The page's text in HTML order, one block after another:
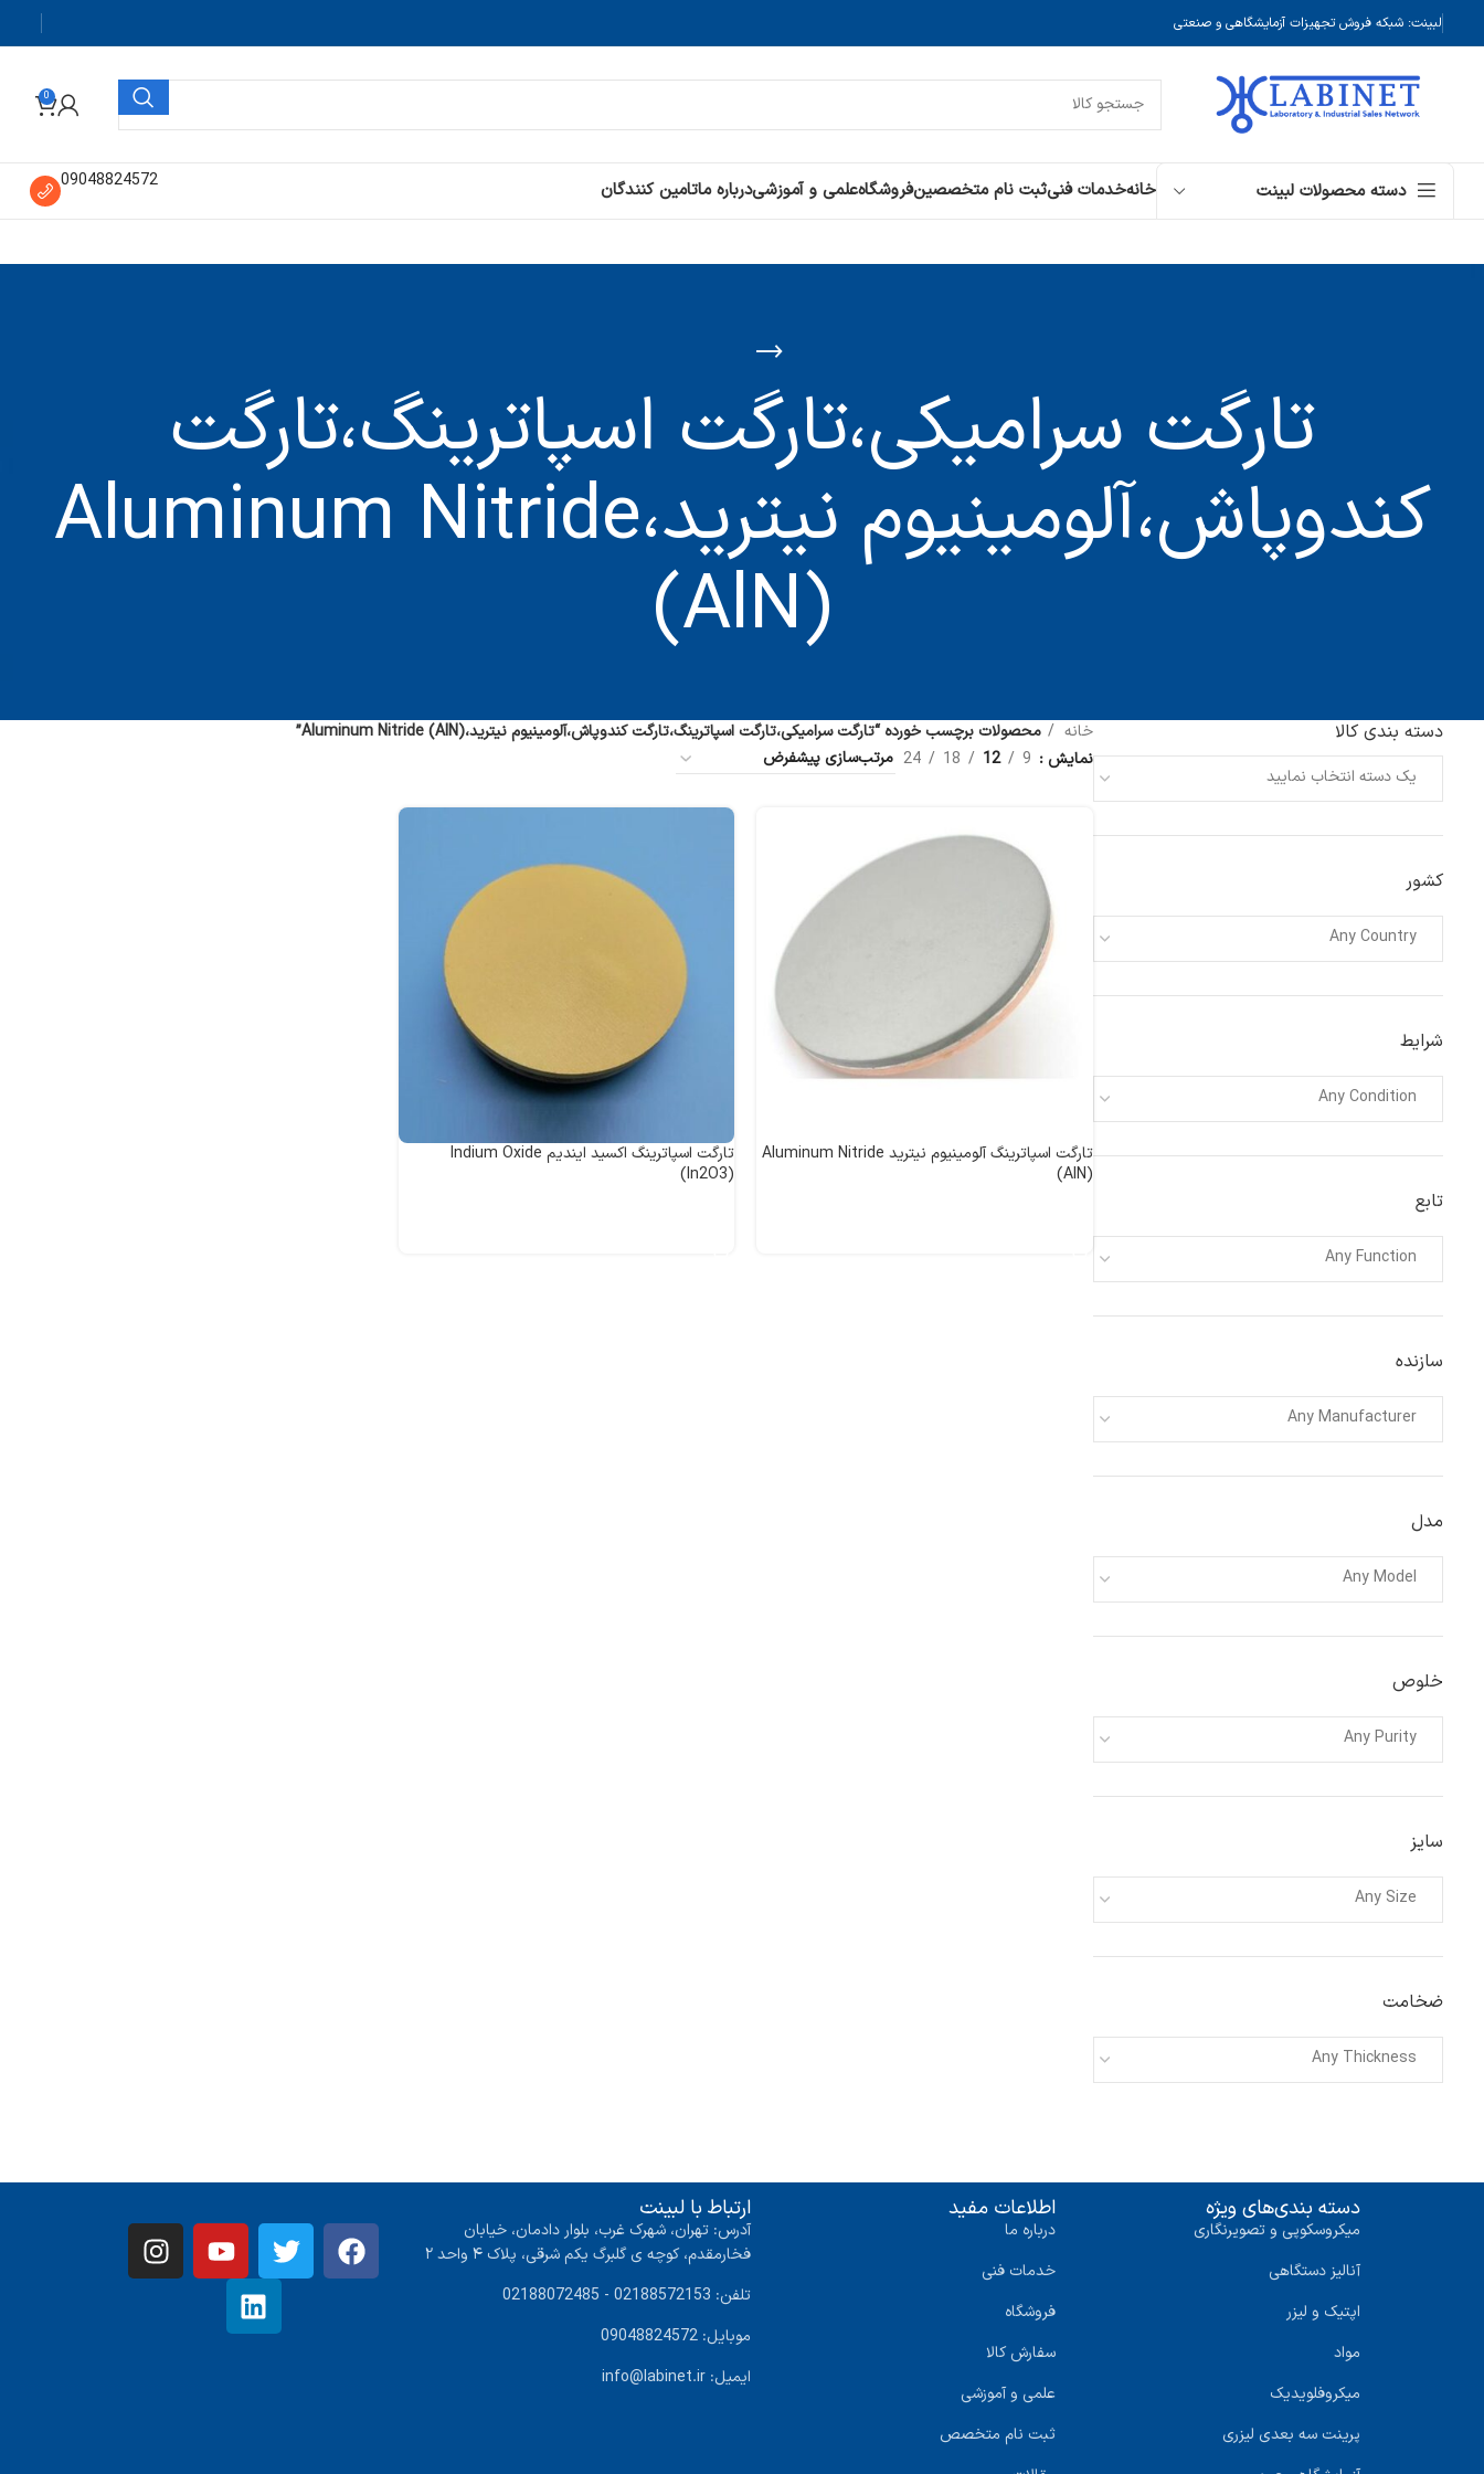
لبینت: شبکه فروش تجهیزات آزمایشگاهی و صنعتی
0
دسته محصولات لبینت خانهخدمات فنیثبت نام متخصصینفروشگاهعلمی و آموزشیدرباره ماتامین کنندگان 09048824572
تارگت سرامیکی،تارگت اسپاترینگ،تارگت
کندوپاش،آلومینیوم نیترید،Aluminum Nitride
(AlN)
دسته بندی کالا
یک دسته انتخاب نمایید
کشور
Any Country
شرایط
Any Condition
تابع
Any Function
سازنده
Any Manufacturer
مدل
Any Model
خلوص
Any Purity
سایز
Any Size
ضخامت
Any Thickness
خانه
محصولات برچسب خورده “تارگت سرامیکی،تارگت اسپاترینگ،تارگت کندوپاش،آلومینیوم نیترید،Aluminum Nitride (AlN)”
نمایش 9
12
18
24
تارگت اسپاترینگ آلومینیوم نیترید Aluminum Nitride
(AlN)
تارگت اسپاترینگ اکسید ایندیم Indium Oxide
(In2O3)
دسته بندی‌های ویژه
میکروسکوپی و تصویرنگاری
آنالیز دستگاهی
اپتیک و لیزر
مواد
میکروفلویدیک
پرینت سه‌ بعدی لیزری
اطلاعات مفید
درباره ما
خدمات فنی
فروشگاه
سفارش کالا
علمی و آموزشی
ثبت نام متخصص
ارتباط با لبینت
آدرس: تهران، شهرک غرب، بلوار دادمان، خیابان
فخارمقدم، کوچه ی گلبرگ یکم شرقی، پلاک ۴ واحد ۲
تلفن: 02188572153 - 02188072485
موبایل: 09048824572
ایمیل: info@labinet.ir